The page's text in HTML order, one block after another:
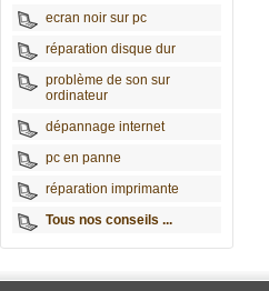
ecran noir sur pc
réparation disque dur
problème de son sur
ordinateur
dépannage internet
pc en panne
réparation imprimante
Tous nos conseils ...